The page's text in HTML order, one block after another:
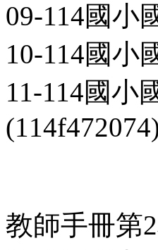
09-114國小
10-114國小
11-114國小
教師手冊第